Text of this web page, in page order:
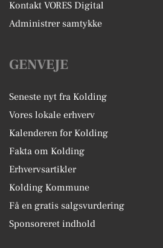
Kontakt VORES Digital
Administrer samtykke
GENVEJE
Seneste nyt fra Kolding
Vores lokale erhverv
Kalenderen for Kolding
Fakta om Kolding
Erhvervsartikler
Kolding Kommune
Få en gratis salgsvurdering
Sponsoreret indhold